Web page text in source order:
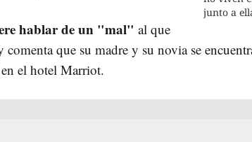
junto a
hablar de un "mal" al que
que su madre y su novia se
el hotel Marriot.